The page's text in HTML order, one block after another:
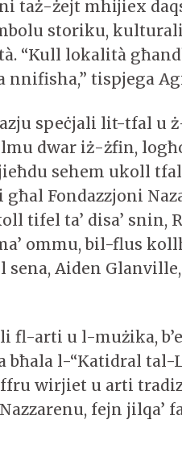
taż-żejt mhijiex
storiku,
“Kull lokalità
tispjega
speċjali lit-tfal u
dwar iż-żfin,
sehem ukoll
Fondazzjoni
tifel ta’ disa’ snin,
ommu, bil-flus
sena, Aiden
arti u l-mużika,
bħala l-“Katidral
wirjiet u arti
fejn jilqa’